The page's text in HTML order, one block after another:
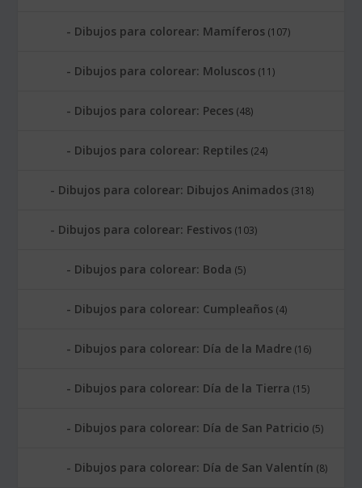
Dibujos para colorear: Mamíferos (107)
Dibujos para colorear: Moluscos (11)
Dibujos para colorear: Peces (48)
Dibujos para colorear: Reptiles (24)
Dibujos para colorear: Dibujos Animados (318)
Dibujos para colorear: Festivos (103)
Dibujos para colorear: Boda (5)
Dibujos para colorear: Cumpleaños (4)
Dibujos para colorear: Día de la Madre (16)
Dibujos para colorear: Día de la Tierra (15)
Dibujos para colorear: Día de San Patricio (5)
Dibujos para colorear: Día de San Valentín (8)